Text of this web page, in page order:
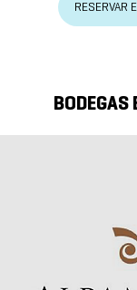
RESERVAR
BODEGAS